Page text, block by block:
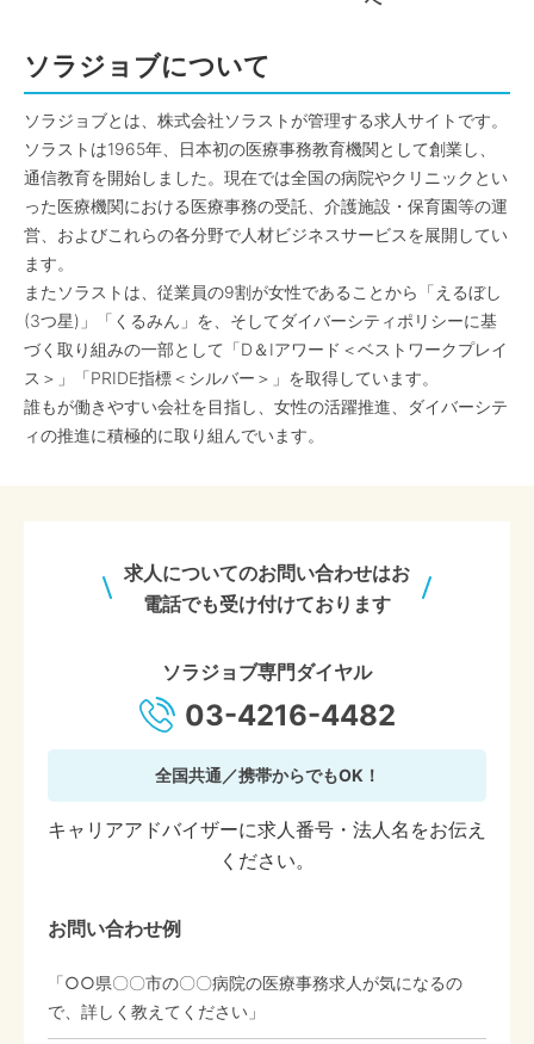
ソラジョブについて
ソラジョブとは、株式会社ソラストが管理する求人サイトです。
ソラストは1965年、日本初の医療事務教育機関として創業し、
通信教育を開始しました。現在では全国の病院やクリニックとい
った医療機関における医療事務の受託、介護施設・保育園等の運
営、およびこれらの各分野で人材ビジネスサービスを展開してい
ます。
またソラストは、従業員の9割が女性であることから「えるぼし
(3つ星)」「くるみん」を、そしてダイバーシティポリシーに基
づく取り組みの一部として「D＆Iアワード＜ベストワークプレイ
ス＞」「PRIDE指標＜シルバー＞」を取得しています。
誰もが働きやすい会社を目指し、女性の活躍推進、ダイバーシテ
ィの推進に積極的に取り組んでいます。
求人についてのお問い合わせはお
電話でも受け付けております
ソラジョブ専門ダイヤル
03-4216-4482
全国共通／携帯からでもOK！
キャリアアドバイザーに求人番号・法人名をお伝え
ください。
お問い合わせ例
「○○県〇〇市の〇〇病院の医療事務求人が気になるの
で、詳しく教えてください」